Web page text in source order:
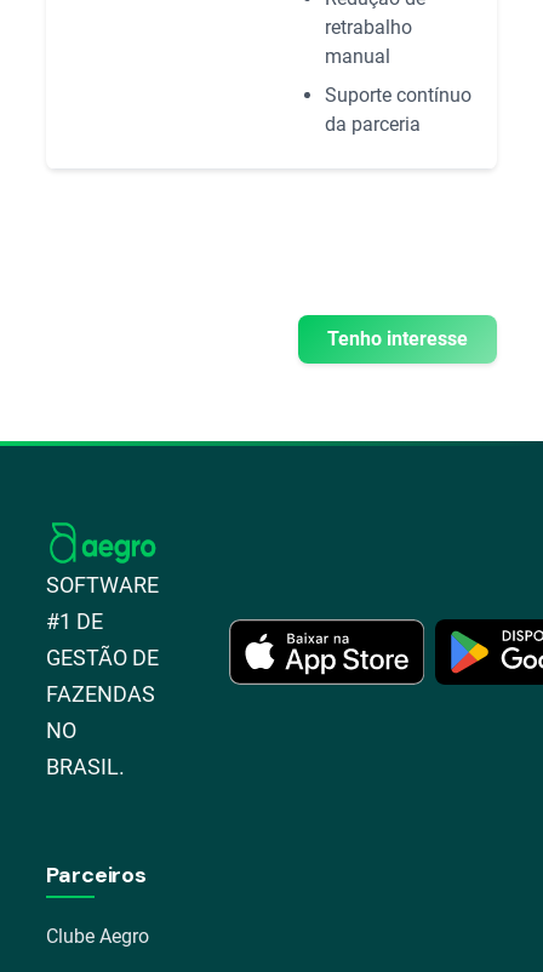
retrabalho
manual
Suporte contínuo
da parceria
Tenho interesse
SOFTWARE
#1 DE
GESTÃO DE
FAZENDAS
NO
BRASIL.
Parceiros
Clube Aegro